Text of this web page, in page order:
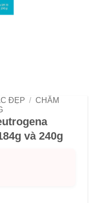
ĐẸP / CHĂM
và 240g